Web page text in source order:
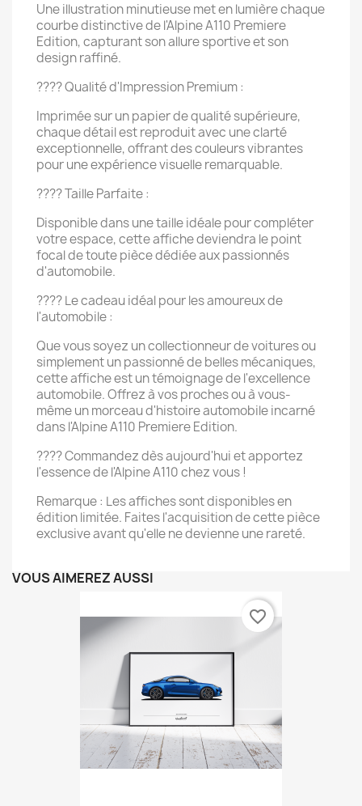
Une illustration minutieuse met en lumière chaque
courbe distinctive de l'Alpine A110 Premiere
Edition, capturant son allure sportive et son
design raffiné.
???? Qualité d'Impression Premium :
Imprimée sur un papier de qualité supérieure,
chaque détail est reproduit avec une clarté
exceptionnelle, offrant des couleurs vibrantes
pour une expérience visuelle remarquable.
???? Taille Parfaite :
Disponible dans une taille idéale pour compléter
votre espace, cette affiche deviendra le point
focal de toute pièce dédiée aux passionnés
d'automobile.
???? Le cadeau idéal pour les amoureux de
l'automobile :
Que vous soyez un collectionneur de voitures ou
simplement un passionné de belles mécaniques,
cette affiche est un témoignage de l'excellence
automobile. Offrez à vos proches ou à vous-
même un morceau d'histoire automobile incarné
dans l'Alpine A110 Premiere Edition.
???? Commandez dès aujourd'hui et apportez
l'essence de l'Alpine A110 chez vous !
Remarque : Les affiches sont disponibles en
édition limitée. Faites l'acquisition de cette pièce
exclusive avant qu'elle ne devienne une rareté.
VOUS AIMEREZ AUSSI
favorite_border